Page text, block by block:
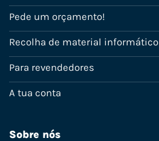
Pede um orçamento!
Recolha de material informático
Para revendedores
A tua conta
Sobre nós